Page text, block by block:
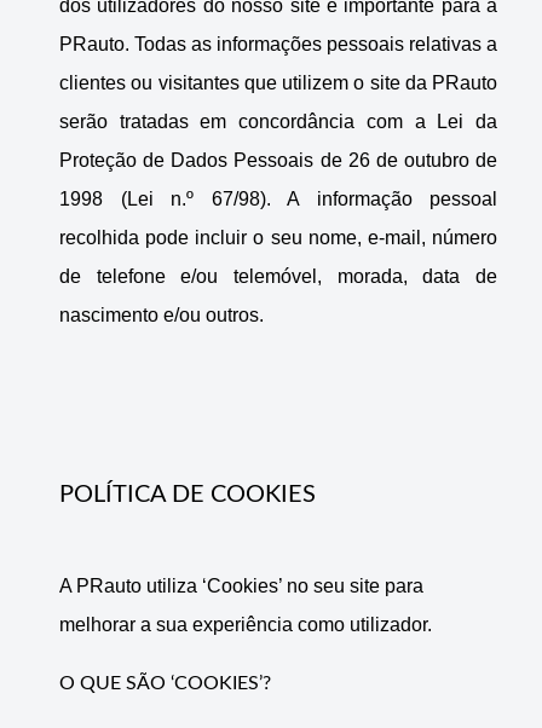
dos utilizadores do nosso site é importante para a
PRauto. Todas as informações pessoais relativas a
clientes ou visitantes que utilizem o site da PRauto
serão tratadas em concordância com a Lei da
Proteção de Dados Pessoais de 26 de outubro de
1998 (Lei n.º 67/98). A informação pessoal
recolhida pode incluir o seu nome, e-mail, número
de telefone e/ou telemóvel, morada, data de
nascimento e/ou outros.
POLÍTICA DE COOKIES
A PRauto utiliza ‘Cookies’ no seu site para
melhorar a sua experiência como utilizador.
O QUE SÃO ‘COOKIES’?